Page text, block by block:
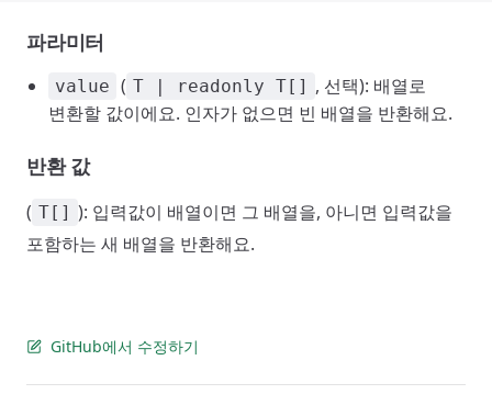
파라미터
value ( T | readonly T[] , 선택): 배열로
변환할 값이에요. 인자가 없으면 빈 배열을 반환해요.
반환 값
( T[] ): 입력값이 배열이면 그 배열을, 아니면 입력값을
포함하는 새 배열을 반환해요.
GitHub에서 수정하기